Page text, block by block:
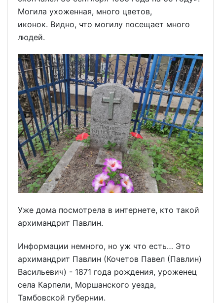
Могила ухоженная, много цветов,
иконок. Видно, что могилу посещает много
людей.
Уже дома посмотрела в интернете, кто такой
архимандрит Павлин.
Информации немного, но уж что есть… Это
архимандрит Павлин (Кочетов Павел (Павлин)
Васильевич) - 1871 года рождения, уроженец
села Карпели, Моршанского уезда,
Тамбовской губернии.